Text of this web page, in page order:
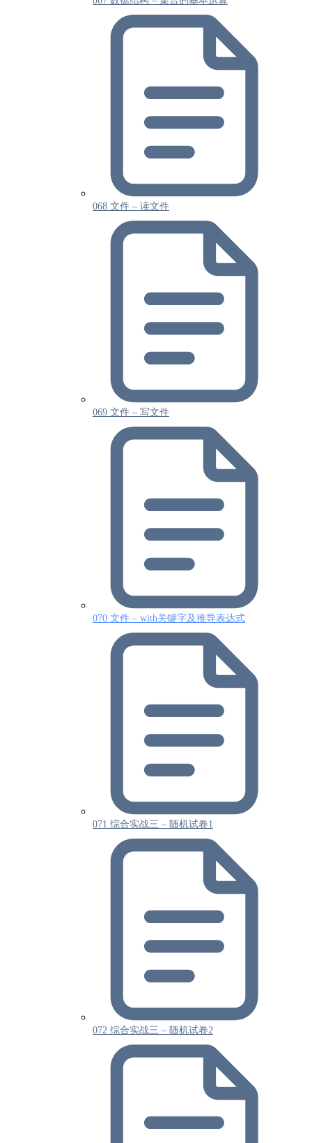
068 文件 – 读文件
069 文件 – 写文件
070 文件 – with关键字及推导表达式
071 综合实战三 – 随机试卷1
072 综合实战三 – 随机试卷2